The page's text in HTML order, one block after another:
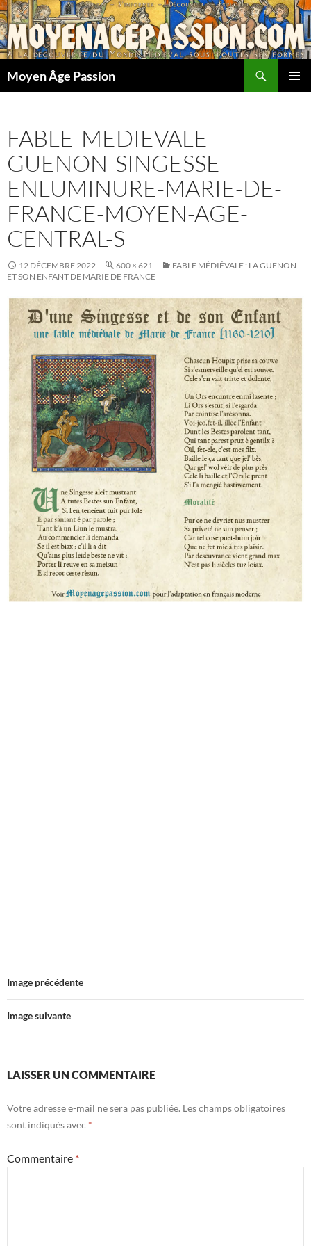
Aller
au
contenu
Moyen Âge Passion
FABLE-MEDIEVALE-
GUENON-SINGESSE-
ENLUMINURE-MARIE-DE-
FRANCE-MOYEN-AGE-
CENTRAL-S
12 DÉCEMBRE 2022 600 × 621
FABLE MÉDIÉVALE : LA GUENON
ET SON ENFANT DE MARIE DE FRANCE
Image précédente
Image suivante
LAISSER UN COMMENTAIRE
Votre adresse e-mail ne sera pas publiée. Les champs obligatoires
sont indiqués avec *
Commentaire *